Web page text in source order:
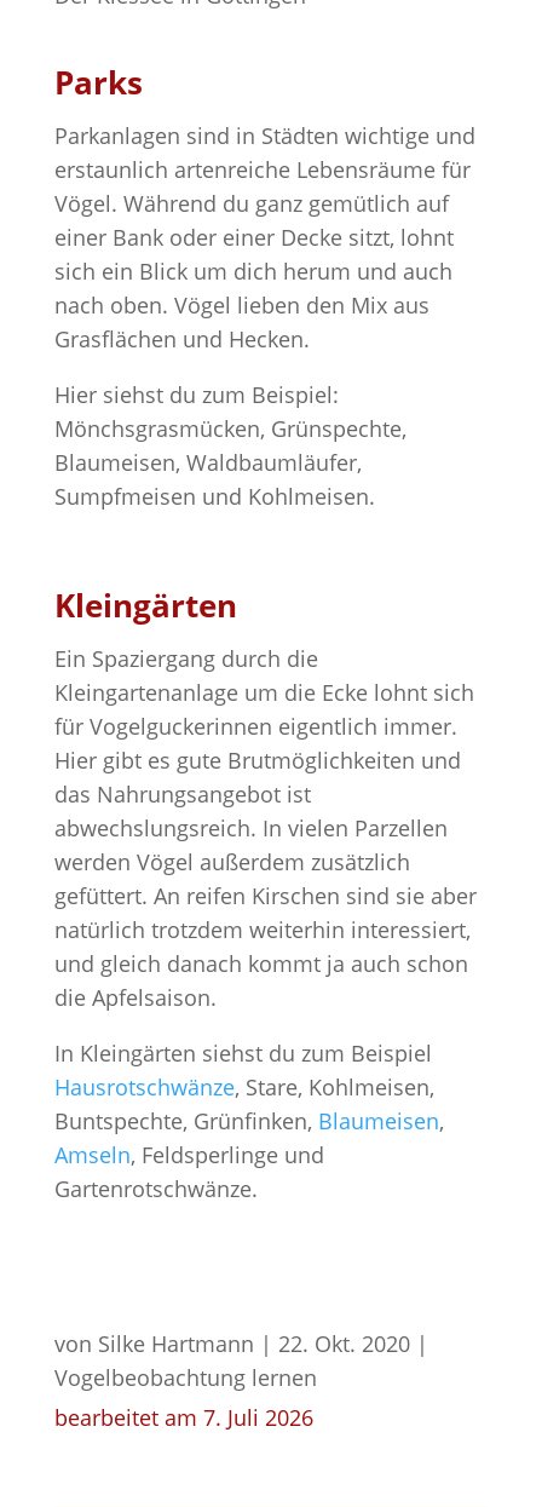
Parks
Parkanlagen sind in Städten wichtige und
erstaunlich artenreiche Lebensräume für
Vögel. Während du ganz gemütlich auf
einer Bank oder einer Decke sitzt, lohnt
sich ein Blick um dich herum und auch
nach oben. Vögel lieben den Mix aus
Grasflächen und Hecken.
Hier siehst du zum Beispiel:
Mönchsgrasmücken, Grünspechte,
Blaumeisen, Waldbaumläufer,
Sumpfmeisen und Kohlmeisen.
Kleingärten
Ein Spaziergang durch die
Kleingartenanlage um die Ecke lohnt sich
für Vogelguckerinnen eigentlich immer.
Hier gibt es gute Brutmöglichkeiten und
das Nahrungsangebot ist
abwechslungsreich. In vielen Parzellen
werden Vögel außerdem zusätzlich
gefüttert. An reifen Kirschen sind sie aber
natürlich trotzdem weiterhin interessiert,
und gleich danach kommt ja auch schon
die Apfelsaison.
In Kleingärten siehst du zum Beispiel
Hausrotschwänze, Stare, Kohlmeisen,
Buntspechte, Grünfinken, Blaumeisen,
Amseln, Feldsperlinge und
Gartenrotschwänze.
von Silke Hartmann | 22. Okt. 2020|
Vogelbeobachtung lernen
bearbeitet am 7. Juli 2026